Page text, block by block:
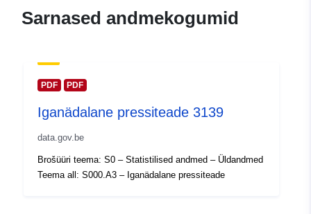
E-Mail:
mailto:statbel@economie.fgov.be
Kataloogi kirje:
Sarnased andmekogumid
PDF PDF
Iganädalane pressiteade 3139
data.gov.be
Brošüüri teema: S0 – Statistilised andmed – Üldandmed
Teema all: S000.A3 – Iganädalane pressiteade